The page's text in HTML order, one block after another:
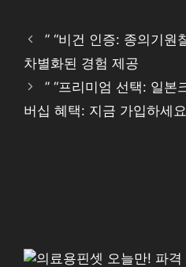
” “비건 인증: 종의기원
차별화된 경험 제공
” “프리미엄 선택: 일본
버십 혜택: 지금 가입하세요